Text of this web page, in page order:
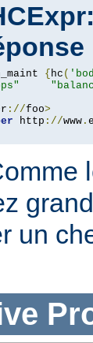
{ hc (
://foo>
http ://www .
un